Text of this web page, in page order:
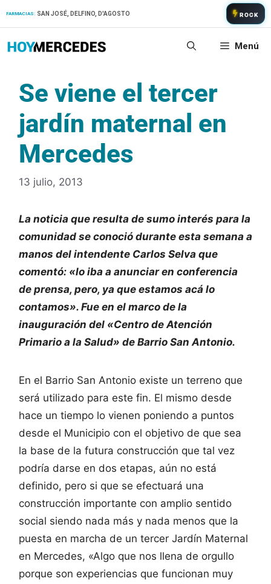
FARMACIAS: SAN JOSÉ, DELFINO, D'AGOSTO ROCK
Menú
Se viene el tercer
jardín maternal en
Mercedes
13 julio, 2013
La noticia que resulta de sumo interés para la
comunidad se conoció durante esta semana a
manos del intendente Carlos Selva que
comentó: «lo iba a anunciar en conferencia
de prensa, pero, ya que estamos acá lo
contamos». Fue en el marco de la
inauguración del «Centro de Atención
Primario a la Salud» de Barrio San Antonio.
En el Barrio San Antonio existe un terreno que
será utilizado para este fin. El mismo desde
hace un tiempo lo vienen poniendo a puntos
desde el Municipio con el objetivo de que sea
la base de la futura construcción que tal vez
podría darse en dos etapas, aún no está
definido, pero si que se efectuará una
construcción importante con amplio sentido
social siendo nada más y nada menos que la
puesta en marcha de un tercer Jardín Maternal
en Mercedes, «Algo que nos llena de orgullo
porque son experiencias que funcionan muy